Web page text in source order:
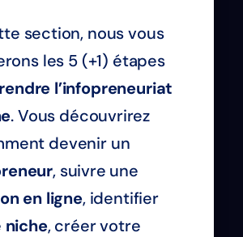
section, nous vous
les 5 (+1) étapes
l’infopreneuriat
. Vous découvrirez
devenir un
, suivre une
en ligne, identifier
niche, créer votre